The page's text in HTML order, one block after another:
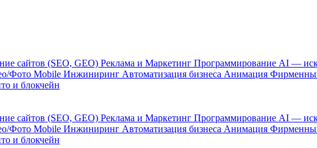
сайтов (SEO, GEO) Реклама и Маркетинг Программирование AI —
Фото Mobile Инжиниринг Автоматизация бизнеса Анимация
и блокчейн
сайтов (SEO, GEO) Реклама и Маркетинг Программирование AI —
Фото Mobile Инжиниринг Автоматизация бизнеса Анимация
и блокчейн